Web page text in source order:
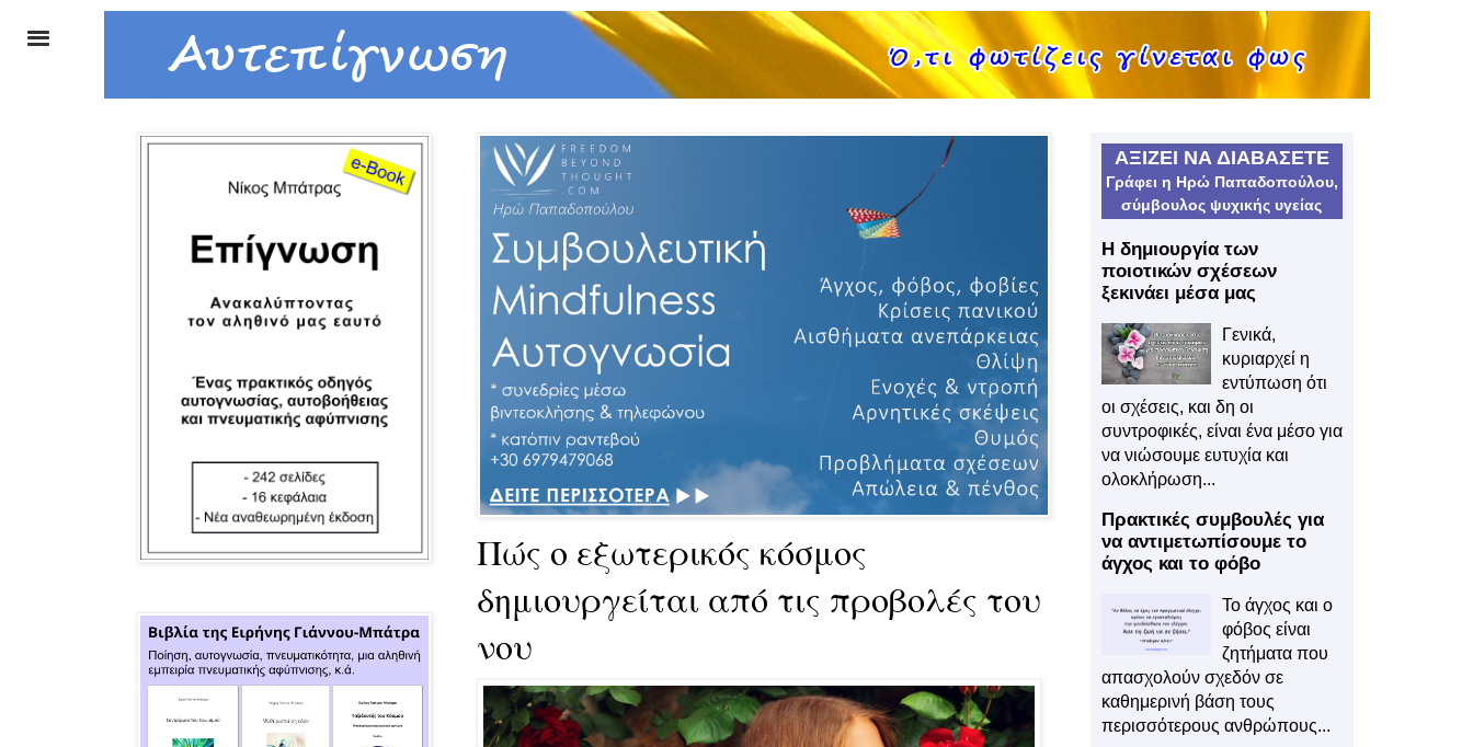
Πώς ο εξωτερικός κόσμος
δημιουργείται από τις προβολές του
νου
ΑΞΙΖΕΙ ΝΑ ΔΙΑΒΑΣΕΤΕ
Γράφει η Ηρώ Παπαδοπούλου,
σύμβουλος ψυχικής υγείας
Η δημιουργία των
ποιοτικών σχέσεων
ξεκινάει μέσα μας
Γενικά,
κυριαρχεί η
εντύπωση ότι
οι σχέσεις, και δη οι
συντροφικές, είναι ένα μέσο για
να νιώσουμε ευτυχία και
ολοκλήρωση...
Πρακτικές συμβουλές για
να αντιμετωπίσουμε το
άγχος και το φόβο
Το άγχος και ο
φόβος είναι
ζητήματα που
απασχολούν σχεδόν σε
καθημερινή βάση τους
περισσότερους ανθρώπους...